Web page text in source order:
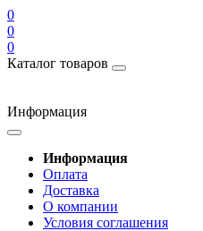
0
0
0
Каталог товаров
Информация
Информация
Оплата
Доставка
О компании
Условия соглашения